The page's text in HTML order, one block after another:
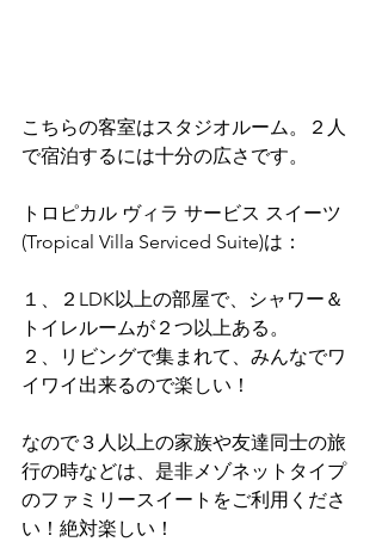
こちらの客室はスタジオルーム。２人
で宿泊するには十分の広さです。
トロピカル ヴィラ サービス スイーツ
(Tropical Villa Serviced Suite)は：
１、２LDK以上の部屋で、シャワー＆
トイレルームが２つ以上ある。
２、リビングで集まれて、みんなでワ
イワイ出来るので楽しい！
なので３人以上の家族や友達同士の旅
行の時などは、是非メゾネットタイプ
のファミリースイートをご利用くださ
い！絶対楽しい！